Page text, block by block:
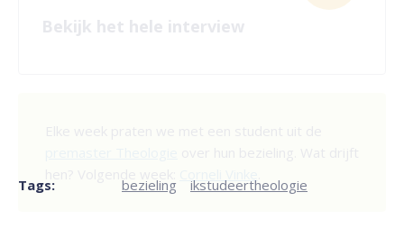
Bekijk het hele interview
Tags: bezieling ikstudeertheologie